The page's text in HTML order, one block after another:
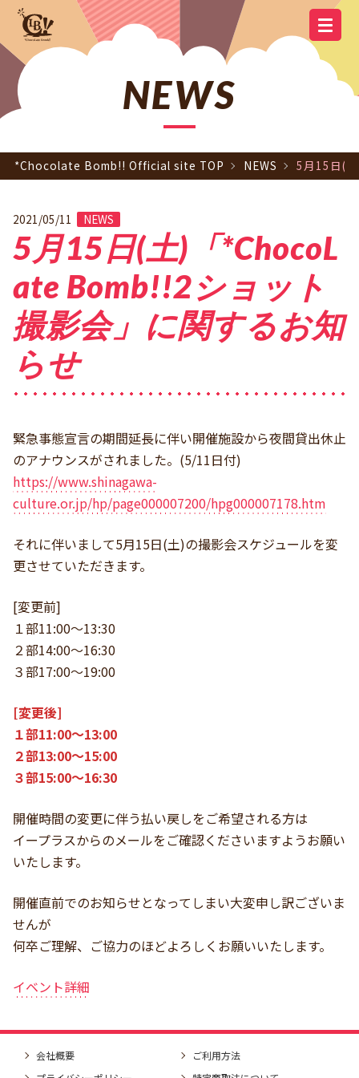
OFFICIAL SITE TOP
SCHEDULE DISCOGRAPHY
GOODS
YOUTUBE OFFICIAL LINE
OFFICIAL
NEWS
*Chocolate Bomb!! Official site TOP NEWS 5月15日(
2021/05/11 NEWS
5月15日(土)「*ChocoL
ate Bomb!!2ショット
撮影会」に関するお知
らせ
緊急事態宣言の期間延長に伴い開催施設から夜間貸出休止
のアナウンスがされました。(5/11日付)
https://www.shinagawa-
culture.or.jp/hp/page000007200/hpg000007178.htm
それに伴いまして5月15日(土)の撮影会スケジュールを変
更させていただきます。
[変更前]
１部11:00～13:30
２部14:00～16:30
３部17:00～19:00
[変更後]
１部11:00～13:00
２部13:00～15:00
３部15:00～16:30
開催時間の変更に伴う払い戻しをご希望される方は
イープラスからのメールをご確認くださいますようお願い
いたします。
開催直前でのお知らせとなってしまい大変申し訳ございま
せんが
何卒ご理解、ご協力のほどよろしくお願いいたします。
イベント詳細
会社概要
ご利用方法